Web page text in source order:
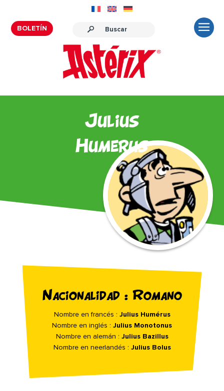
BOLETÍN
Julius
Humerus
Nacionalidad : Romano
Nombre en francés : Julius Humérus
Nombre en inglés : Julius Monotonus
Nombre en alemán : Julius Bazillus
Nombre en neerlandés : Julius Bolus